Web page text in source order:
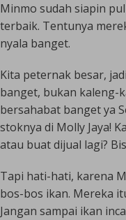
Minmo sudah siapin
terbaik. Tentunya
nyala banget.
Kita peternak besar,
banget, bukan kaleng-
bersahabat banget ya
stoknya di Molly Jaya!
atau buat dijual lagi?
Tapi hati-hati, karena
bos-bos ikan. Mereka
Jangan sampai ikan